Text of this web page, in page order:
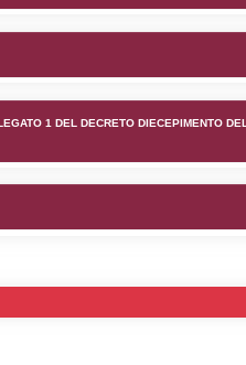
Fondi
CERTIFICAZIONI E